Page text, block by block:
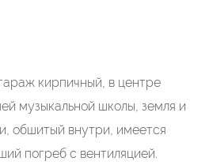
кирпичный, в центре
музыкальной школы, земля и
обшитый внутри, имеется
погреб с вентиляцией.